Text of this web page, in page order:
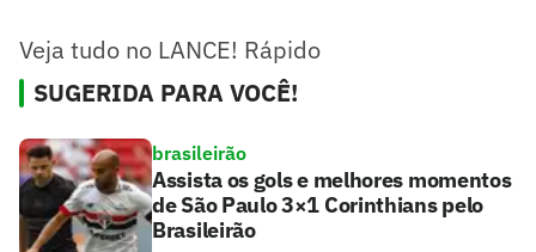
Veja tudo no LANCE! Rápido
SUGERIDA PARA VOCÊ!
brasileirão
Assista os gols e melhores momentos
de São Paulo 3×1 Corinthians pelo
Brasileirão